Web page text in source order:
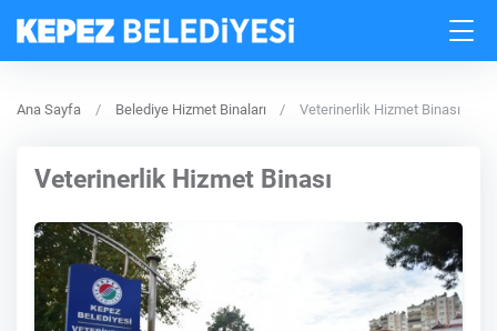
Ana Sayfa Belediye Hizmet Binaları Veterinerlik Hizmet Binası
Veterinerlik Hizmet Binası